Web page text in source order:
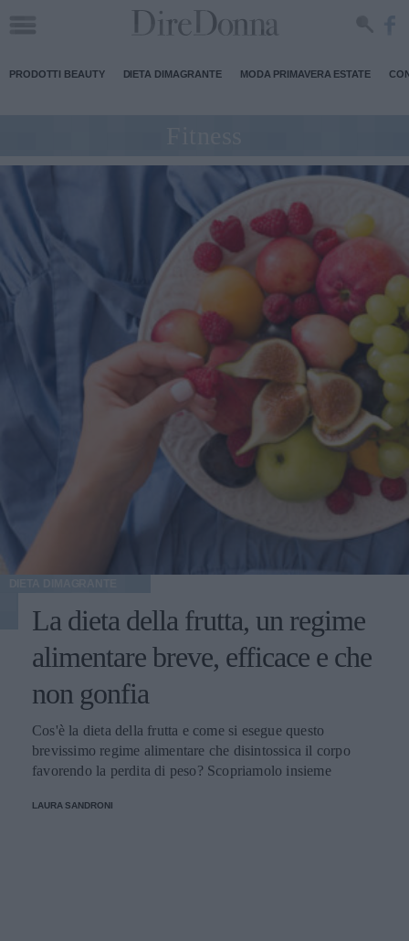
PRODOTTI BEAUTY DIETA DIMAGRANTE MODA PRIMAVERA ESTATE
La dieta della frutta, un regime
alimentare breve, efficace e che
non gonfia
Cos'è la dieta della frutta e come si esegue questo
brevissimo regime alimentare che disintossica il corpo
favorendo la perdita di peso? Scopriamolo insieme
LAURA SANDRONI